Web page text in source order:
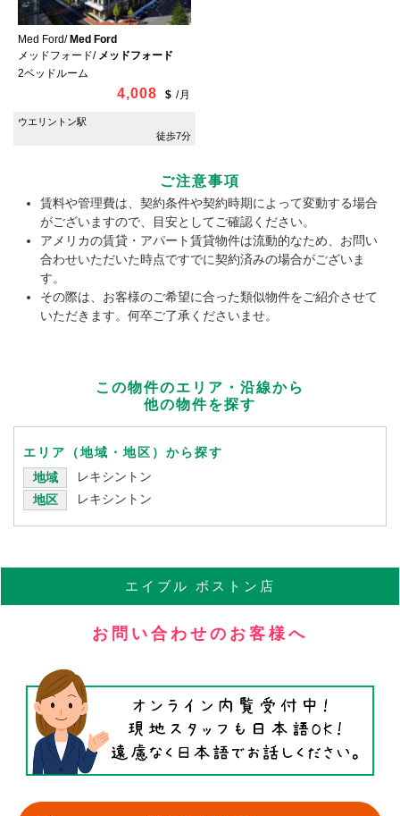
Med Ford/Med Ford
メッドフォード/ メッドフォード
2ベッドルーム
4,008 $ /月
ウエリントン駅
徒歩7分
ご注意事項
賃料や管理費は、契約条件や契約時期によって変動する場合
がございますので、目安としてご確認ください。
アメリカの賃貸・アパート賃貸物件は流動的なため、お問い
合わせいただいた時点ですでに契約済みの場合がございま
す。
その際は、お客様のご希望に合った類似物件をご紹介させて
いただきます。何卒ご了承くださいませ。
この物件のエリア・沿線から
他の物件を探す
エリア（地域・地区）から探す
地域
レキシントン
地区
レキシントン
エイブル ボストン店
お問い合わせのお客様へ